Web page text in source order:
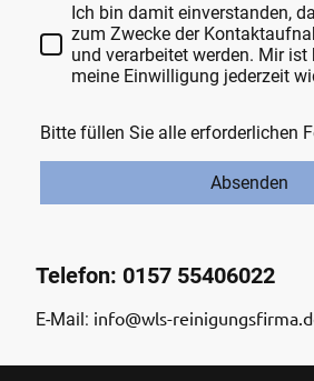
Ich bin damit einverstanden,
zum Zwecke der
und verarbeitet werden. Mir ist
meine Einwilligung jederzeit
Bitte füllen Sie alle erforderlichen
Absenden
Telefon: 0157 55406022
E-Mail: info@wls-